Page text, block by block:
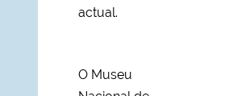
actual.
O Museu